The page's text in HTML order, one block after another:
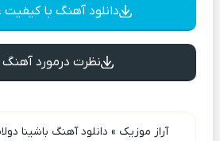
دانلود آهنگ با کیفیت
نظرت درمورد
آراز موزیک » دانلود آهنگ باشینا